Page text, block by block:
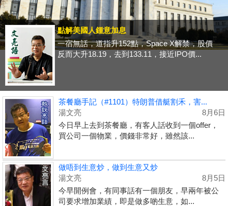
點解美國人鍾意加息
一宿無話，道指升152點，Space X解禁，股價
反而大升18.19，去到133.11，接近IPO價...
茶餐廳手記（#1101）特朗普借艇割禾，害...
湯文亮
8月6日
今日早上去到茶餐廳，有客人話收到一個offer，
買公司一個物業，價錢非常好，雖然該...
做唔到生意炒，做到生意又炒
湯文亮
8月5日
今早開例會，有同事話有一個朋友，早兩年被公
司要求增加業績，即是做多啲生意，如...